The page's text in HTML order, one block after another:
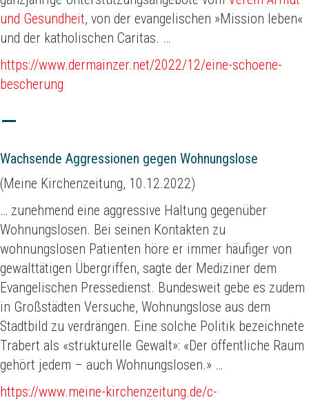
und Gesundheit, von der evangelischen »Mission leben«
und der katholischen Caritas. …
https://www.dermainzer.net/2022/12/eine-schoene-
bescherung
Wachsende Aggressionen gegen Wohnungslose
(Meine Kirchenzeitung, 10.12.2022)
… zunehmend eine aggressive Haltung gegenüber
Wohnungslosen. Bei seinen Kontakten zu
wohnungslosen Patienten höre er immer häufiger von
gewalttätigen Übergriffen, sagte der Mediziner dem
Evangelischen Pressedienst. Bundesweit gebe es zudem
in Großstädten Versuche, Wohnungslose aus dem
Stadtbild zu verdrängen. Eine solche Politik bezeichnete
Trabert als «strukturelle Gewalt»: «Der öffentliche Raum
gehört jedem – auch Wohnungslosen.» …
https://www.meine-kirchenzeitung.de/c-